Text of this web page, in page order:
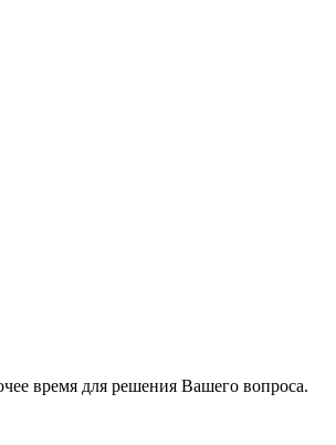
время для решения Вашего вопроса.